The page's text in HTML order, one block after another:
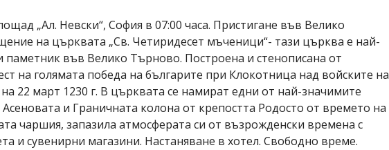
„Ал. Невски“, София в 07:00 часа. Пристигане във Велико
на църквата „Св. Четиридесет мъченици“- тази църква е най-
паметник във Велико Търново. Построена и стенописана от
на голямата победа на българите при Клокотница над войските на
22 март 1230 г. В църквата се намират едни от най-значимите
и Граничната колона от крепостта Родосто от времето на
чаршия, запазила атмосферата си от възрожденски времена с
и сувенирни магазини. Настаняване в хотел. Свободно време.